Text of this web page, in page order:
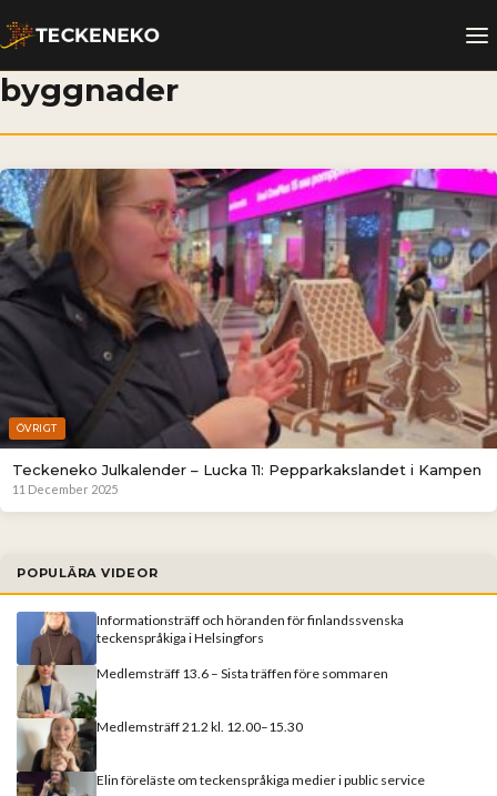
byggnader
ÖVRIGT
Teckeneko Julkalender – Lucka 11: Pepparkakslandet i Kampen
11 December 2025
POPULÄRA VIDEOR
Informationsträff och höranden för finlandssvenska
teckenspråkiga i Helsingfors
Medlemsträff 13.6 – Sista träffen före sommaren
Medlemsträff 21.2 kl. 12.00–15.30
Elin föreläste om teckenspråkiga medier i public service